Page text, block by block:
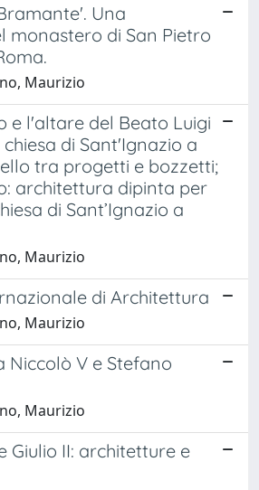
Una
monastero di San Pietro
Maurizio
e l'altare del Beato Luigi
di Sant'Ignazio a
tra progetti e bozzetti;
architettura dipinta per
di Sant’Ignazio a
Maurizio
di Architettura
Maurizio
Niccolò V e Stefano
Maurizio
Giulio II: architetture e